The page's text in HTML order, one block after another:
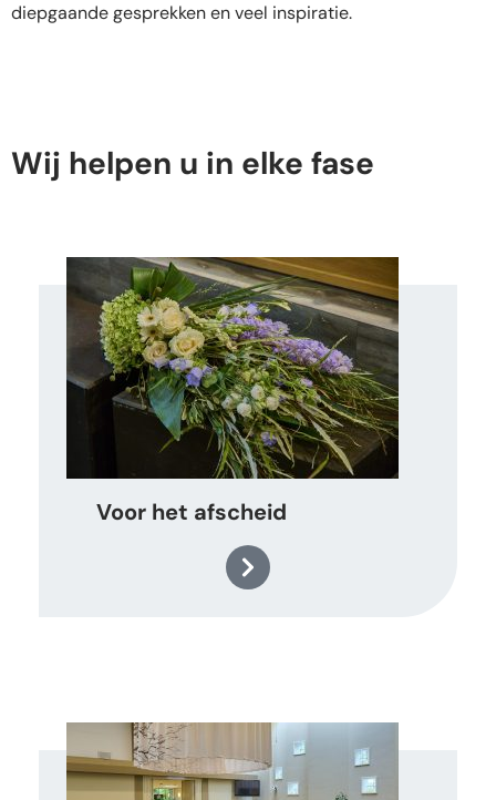
diepgaande gesprekken en veel inspiratie.
Wij helpen u in elke fase
Voor het afscheid